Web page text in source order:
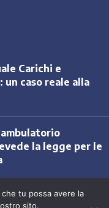
Carichi e
un caso reale alla
la legge per le
in azienda:
tu possa avere la
sito.